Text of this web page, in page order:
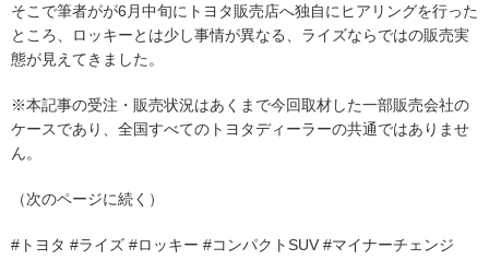
そこで筆者がが6月中旬にトヨタ販売店へ独自にヒアリングを行った
ところ、ロッキーとは少し事情が異なる、ライズならではの販売実
態が見えてきました。
※本記事の受注・販売状況はあくまで今回取材した一部販売会社の
ケースであり、全国すべてのトヨタディーラーの共通ではありませ
ん。
（次のページに続く）
#トヨタ #ライズ #ロッキー #コンパクトSUV #マイナーチェンジ